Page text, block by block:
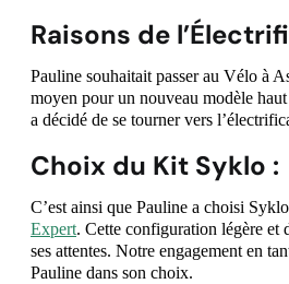
Raisons de
Pauline souhaitait passer au Vélo à
moyen pour un nouveau modèle
a décidé de se tourner vers
Choix du Kit Syklo :
C’est ainsi que Pauline a choisi
Expert. Cette configuration légère et
ses attentes. Notre engagement en
Pauline dans son choix.